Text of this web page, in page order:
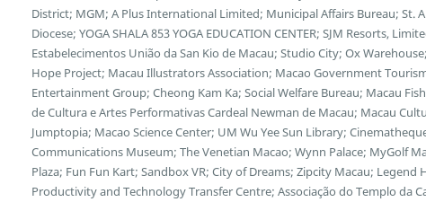
District; MGM; A Plus International Limited; Municipal Affairs Bureau; St.
Diocese; YOGA SHALA 853 YOGA EDUCATION CENTER; SJM Resorts,
Estabelecimentos União da San Kio de Macau; Studio City; Ox
Hope Project; Macau Illustrators Association; Macao Government
Entertainment Group; Cheong Kam Ka; Social Welfare Bureau; Macau
de Cultura e Artes Performativas Cardeal Newman de Macau; Macau
Jumptopia; Macao Science Center; UM Wu Yee Sun Library;
Communications Museum; The Venetian Macao; Wynn Palace; MyGolf
Plaza; Fun Fun Kart; Sandbox VR; City of Dreams; Zipcity Macau; Legend
Productivity and Technology Transfer Centre; Associação do Templo da